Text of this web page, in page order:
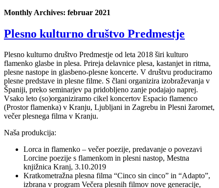
Monthly Archives: februar 2021
Plesno kulturno društvo Predmestje
Plesno kulturno društvo Predmestje od leta 2018 širi kulturo
flamenko glasbe in plesa. Prireja delavnice plesa, kastanjet in ritma,
plesne nastope in glasbeno-plesne koncerte. V društvu produciramo
plesne predstave in plesne filme. S člani organizira izobraževanja v
Španiji, preko seminarjev pa pridobljeno zanje podajajo naprej.
Vsako leto (so)organiziramo cikel koncertov Espacio flamenco
(Prostor flamenka) v Kranju, Ljubljani in Zagrebu in Plesni žaromet,
večer plesnega filma v Kranju.
Naša produkcija:
Lorca in flamenko – večer poezije, predavanje o povezavi
Lorcine poezije s flamenkom in plesni nastop, Mestna
knjižnica Kranj, 3.10.2019
Kratkometražna plesna filma “Cinco sin cinco” in “Adapto”,
izbrana v program Večera plesnih filmov nove generacije,